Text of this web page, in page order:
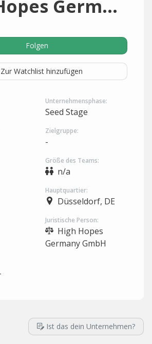
High Hopes Germany
Folgen
Zur Watchlist hinzufügen
Unternehmensphase:
Seed Stage
Zielgruppe:
-
Größe des Teams:
n/a
Hauptquartier:
Düsseldorf, DE
Juristische Person:
High Hopes
Germany GmbH
Ist das dein Unternehmen?